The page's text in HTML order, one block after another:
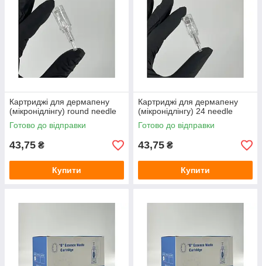
Картриджі для дермапену
(мікронідлінгу) round needle
Готово до відправки
43,75 ₴
Купити
Картриджі для дермапену
(мікронідлінгу) 24 needle
Готово до відправки
43,75 ₴
Купити